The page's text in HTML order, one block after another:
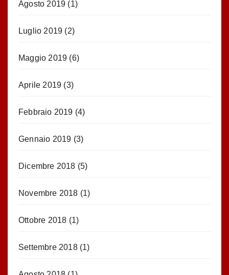
Agosto 2019 (1)
Luglio 2019 (2)
Maggio 2019 (6)
Aprile 2019 (3)
Febbraio 2019 (4)
Gennaio 2019 (3)
Dicembre 2018 (5)
Novembre 2018 (1)
Ottobre 2018 (1)
Settembre 2018(1)